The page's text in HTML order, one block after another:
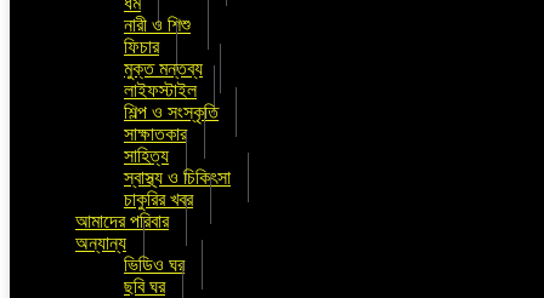
নারী ও শিশু
ফিচার
মুক্ত মন্তব্য
লাইফস্টাইল
শিল্প ও সংস্কৃতি
সাক্ষাতকার
সাহিত্য
স্বাস্থ্য ও চিকিৎসা
চাকুরির খবর
আমাদের পরিবার
অন্যান্য
ভিডিও ঘর
ছবি ঘর